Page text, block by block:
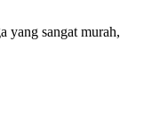
yang sangat murah,